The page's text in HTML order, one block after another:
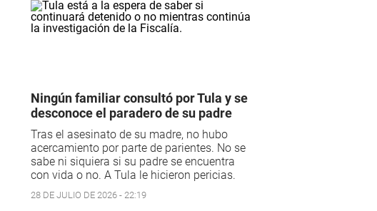
Ningún familiar consultó por Tula y se
desconoce el paradero de su padre
Tras el asesinato de su madre, no hubo
acercamiento por parte de parientes. No se
sabe ni siquiera si su padre se encuentra
con vida o no. A Tula le hicieron pericias.
28 DE JULIO DE 2026 - 22:19